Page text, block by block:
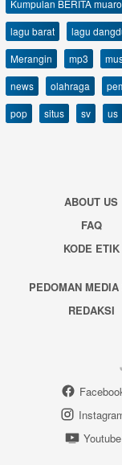
Kumpulan BERITA
lagu barat
lagu
Merangin
mp3
news
olahraga
pop
situs sv us
ABOUT US
FAQ
KODE ETIK
PEDOMAN
REDAKSI
Youtube